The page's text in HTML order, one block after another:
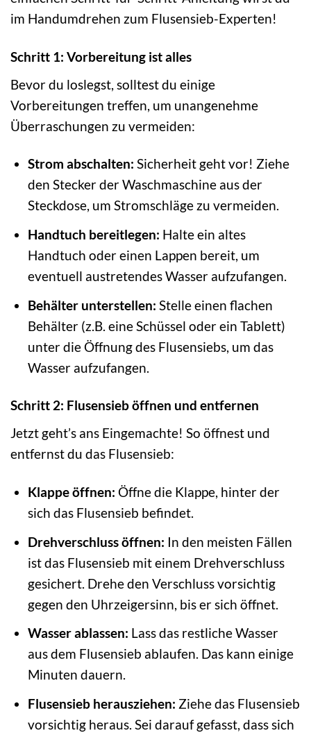
im Handumdrehen zum Flusensieb-Experten!
Schritt 1: Vorbereitung ist alles
Bevor du loslegst, solltest du einige
Vorbereitungen treffen, um unangenehme
Überraschungen zu vermeiden:
Strom abschalten: Sicherheit geht vor! Ziehe
den Stecker der Waschmaschine aus der
Steckdose, um Stromschläge zu vermeiden.
Handtuch bereitlegen: Halte ein altes
Handtuch oder einen Lappen bereit, um
eventuell austretendes Wasser aufzufangen.
Behälter unterstellen: Stelle einen flachen
Behälter (z.B. eine Schüssel oder ein Tablett)
unter die Öffnung des Flusensiebs, um das
Wasser aufzufangen.
Schritt 2: Flusensieb öffnen und entfernen
Jetzt geht’s ans Eingemachte! So öffnest und
entfernst du das Flusensieb:
Klappe öffnen: Öffne die Klappe, hinter der
sich das Flusensieb befindet.
Drehverschluss öffnen: In den meisten Fällen
ist das Flusensieb mit einem Drehverschluss
gesichert. Drehe den Verschluss vorsichtig
gegen den Uhrzeigersinn, bis er sich öffnet.
Wasser ablassen: Lass das restliche Wasser
aus dem Flusensieb ablaufen. Das kann einige
Minuten dauern.
Flusensieb herausziehen: Ziehe das Flusensieb
vorsichtig heraus. Sei darauf gefasst, dass sich